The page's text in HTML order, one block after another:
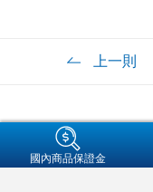
上一則
國內商品保證金